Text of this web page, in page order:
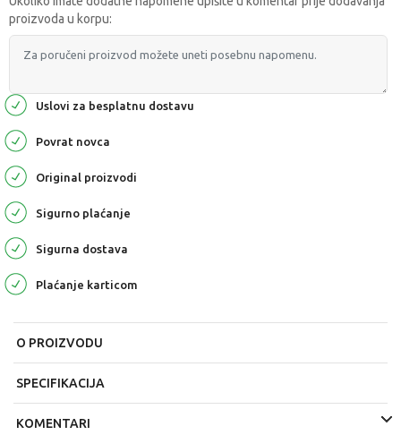
proizvoda u korpu:
Uslovi za besplatnu dostavu
Povrat novca
Original proizvodi
Sigurno plaćanje
Sigurna dostava
Plaćanje karticom
O PROIZVODU
SPECIFIKACIJA
KOMENTARI